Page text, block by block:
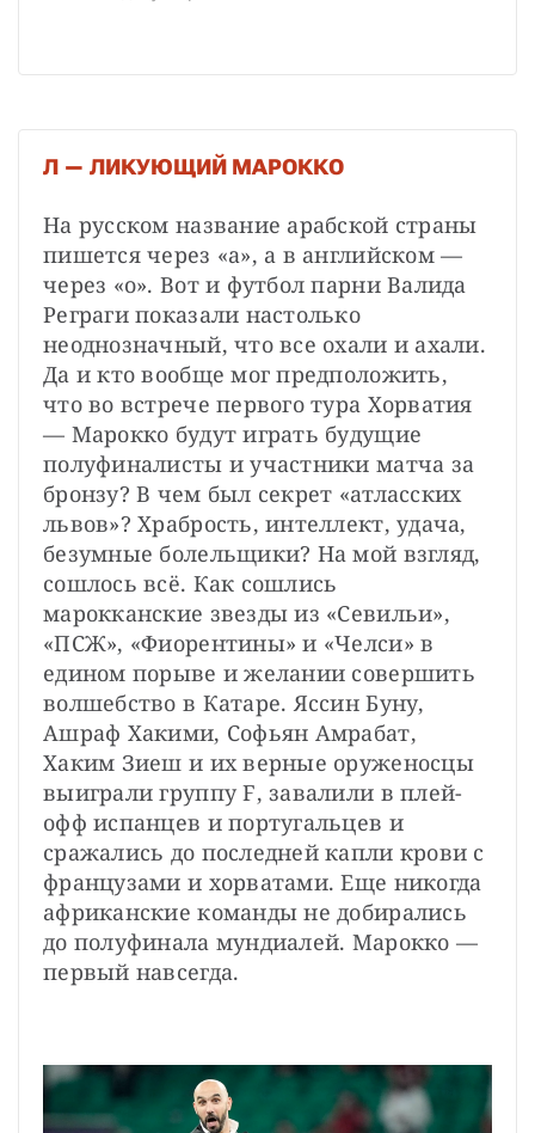
Л — ЛИКУЮЩИЙ МАРОККО
На русском название арабской страны
пишется через «а», а в английском —
через «о». Вот и футбол парни Валида
Реграги показали настолько
неоднозначный, что все охали и ахали.
Да и кто вообще мог предположить,
что во встрече первого тура Хорватия
— Марокко будут играть будущие
полуфиналисты и участники матча за
бронзу? В чем был секрет «атласских
львов»? Храбрость, интеллект, удача,
безумные болельщики? На мой взгляд,
сошлось всё. Как сошлись
марокканские звезды из «Севильи»,
«ПСЖ», «Фиорентины» и «Челси» в
едином порыве и желании совершить
волшебство в Катаре. Яссин Буну,
Ашраф Хакими, Софьян Амрабат,
Хаким Зиеш и их верные оруженосцы
выиграли группу F, завалили в плей-
офф испанцев и португальцев и
сражались до последней капли крови с
французами и хорватами. Еще никогда
африканские команды не добирались
до полуфинала мундиалей. Марокко —
первый навсегда.